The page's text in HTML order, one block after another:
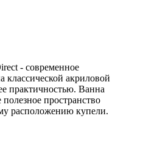
- современное
классической акриловой
практичностью. Ванна
пространство
расположению купели.